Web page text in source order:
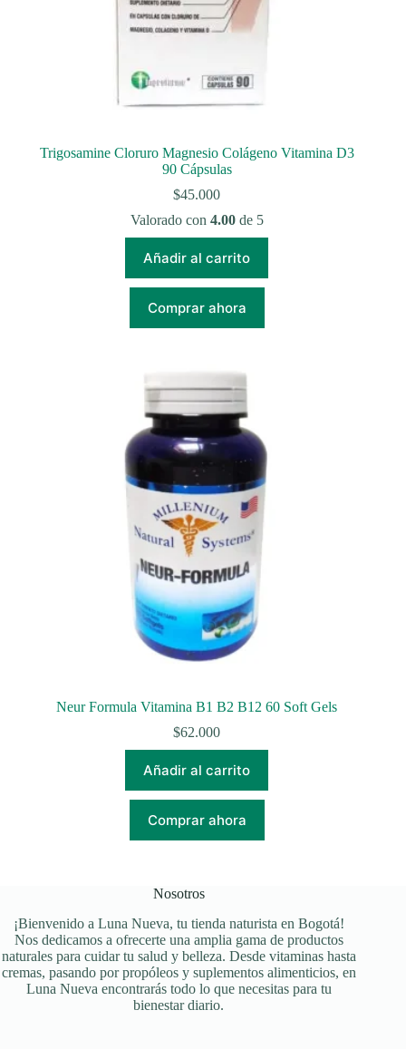
Trigosamine Cloruro Magnesio Colágeno Vitamina D3
90 Cápsulas
$45.000
Valorado con 4.00de 5
Añadir al carrito
Comprar ahora
Neur Formula Vitamina B1 B2 B12 60 Soft Gels
$62.000
Añadir al carrito
Comprar ahora
Nosotros
¡Bienvenido a Luna Nueva, tu tienda naturista en Bogotá!
Nos dedicamos a ofrecerte una amplia gama de productos
naturales para cuidar tu salud y belleza. Desde vitaminas hasta
cremas, pasando por propóleos y suplementos alimenticios, en
Luna Nueva encontrarás todo lo que necesitas para tu
bienestar diario.